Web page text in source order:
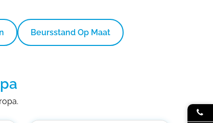
Beursstand Op Maat